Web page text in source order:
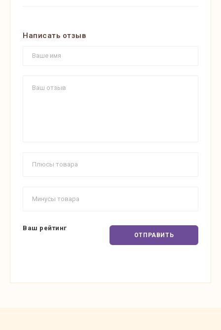
Написать отзыв
Ваш рейтинг
ОТПРАВИТЬ